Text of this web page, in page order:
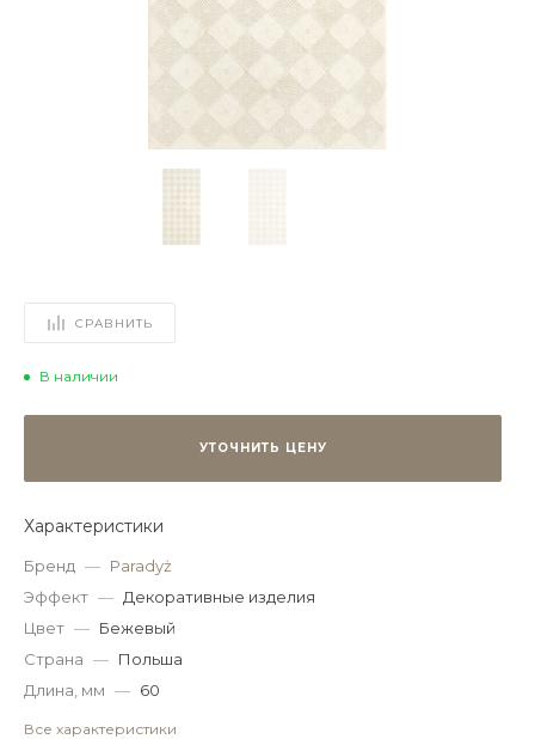
СРАВНИТЬ
В наличии
УТОЧНИТЬ ЦЕНУ
Характеристики
Бренд — Paradyż
Эффект — Декоративные изделия
Цвет — Бежевый
Страна — Польша
Длина, мм — 60
Все характеристики